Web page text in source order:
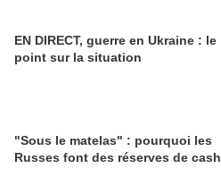
EN DIRECT, guerre en Ukraine : le
point sur la situation
"Sous le matelas" : pourquoi les
Russes font des réserves de cash